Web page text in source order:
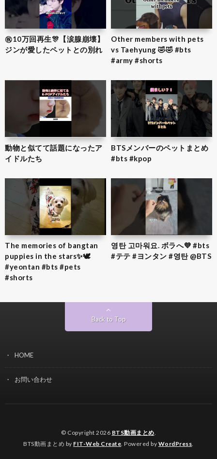
㊗️10万回再生🎊【涙腺崩壊】
ジンが愛したペットとの別れ
Other members with pets
vs Taehyung 🤣🤣 #bts
#army #shorts
動物と似てて話題になったア
イドルたち
BTSメンバーのペットまとめ
#bts #kpop
The memories of bangtan
puppies in the stars✨🕊️
#yeontan #bts #pets
#shorts
영탄 고마워요. ボラへ💜 #bts
#テテ #ヨンタン #영탄 @BTS
Back to Top
HOME
お問い合わせ
© Copyright 2026 BTS動画まとめ.
BTS動画まとめ by FIT-Web Create. Powered by WordPress.